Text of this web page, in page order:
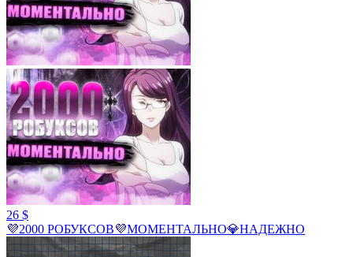
26 $
💜2000 РОБУКСОВ💜МОМЕНТАЛЬНО💎НАДЕЖНО